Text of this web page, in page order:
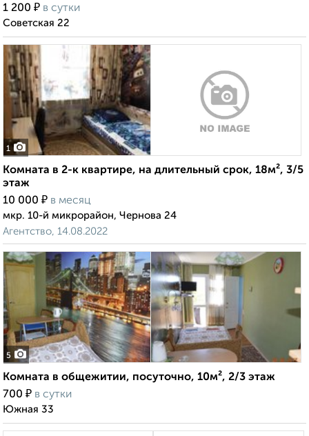
1 200 ₽ в сутки
Советская 22
1
Комната в 2-к квартире, на длительный срок, 18м², 3/5
этаж
10 000 ₽ в месяц
мкр. 10-й микрорайон, Чернова 24
Агентство, 14.08.2022
5
Комната в общежитии, посуточно, 10м², 2/3 этаж
700 ₽ в сутки
Южная 33